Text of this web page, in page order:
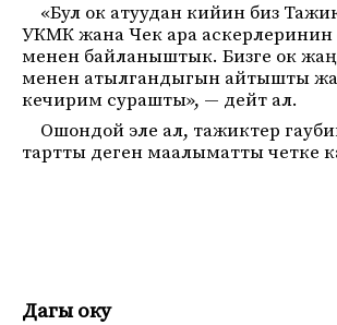
«Бул ок атуудан кийин биз
УКМК жана Чек ара аскерлеринин
менен байланыштык. Бизге ок
менен атылгандыгын айтышты
кечирим сурашты», — дейт ал.
Ошондой эле ал, тажиктер
тартты деген маалыматты четке
Дагы оку